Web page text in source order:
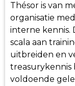
Thésor is van
organisatie
interne kennis.
scala aan
uitbreiden en
treasurykennis
voldoende